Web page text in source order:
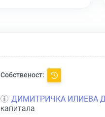
Собственост:
ДИМИТРИЧКА ИЛИЕВА
капитала